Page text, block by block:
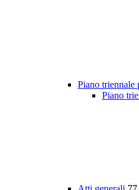
Piano triennale
Piano